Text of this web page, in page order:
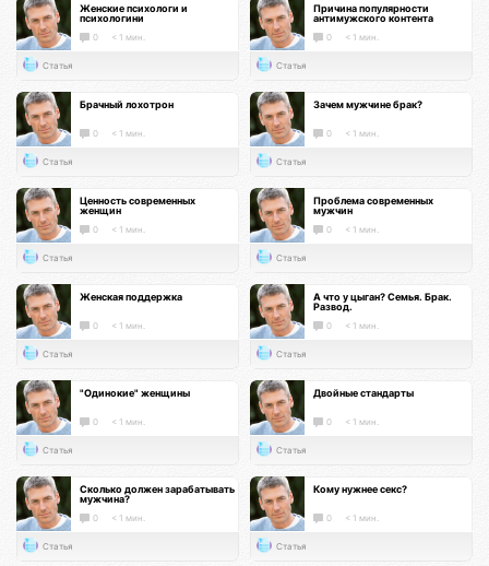
Женские психологи и
психологини
0 < 1 мин.
Статья
Причина популярности
антимужского контента
0 < 1 мин.
Статья
Брачный лохотрон
0 < 1 мин.
Статья
Зачем мужчине брак?
0 < 1 мин.
Статья
Ценность современных
женщин
0 < 1 мин.
Статья
Проблема современных
мужчин
0 < 1 мин.
Статья
Женская поддержка
0 < 1 мин.
Статья
А что у цыган? Семья. Брак.
Развод.
0 < 1 мин.
Статья
"Одинокие" женщины
0 < 1 мин.
Статья
Двойные стандарты
0 < 1 мин.
Статья
Сколько должен зарабатывать
мужчина?
0 < 1 мин.
Статья
Кому нужнее секс?
0 < 1 мин.
Статья